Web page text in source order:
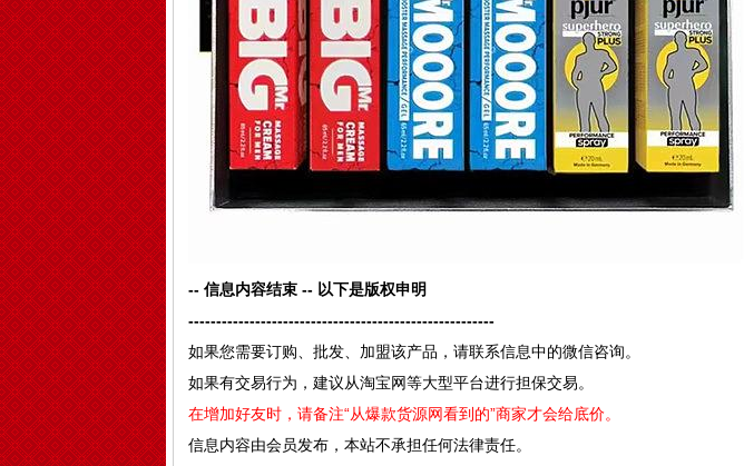
-- 信息内容结束 -- 以下是版权申明
-------------------------------------------------------
如果您需要订购、批发、加盟该产品，请联系信息中的微信咨询。
如果有交易行为，建议从淘宝网等大型平台进行担保交易。
在增加好友时，请备注“从爆款货源网看到的”商家才会给底价。
信息内容由会员发布，本站不承担任何法律责任。